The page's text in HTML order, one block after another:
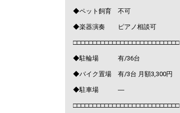
◆ペット飼育 不可
◆楽器演奏 ピアノ相談可
□□□□□□□□□□□□□□□□□□□□□□□□□□□
◆駐輪場 有/36台
◆バイク置場 有/3台 月額3,300円
◆駐車場 ―
□□□□□□□□□□□□□□□□□□□□□□□□□□□